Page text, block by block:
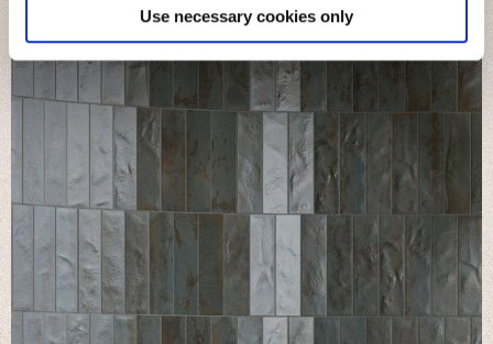
Find out more about how your personal data is processed
and set your preferences in thedetails section.
We use cookies to personalise content and ads, to
provide social media features and to analyse our traffic.
We also share information about your use of our site with
our social media, advertising and analytics partners who
may combine it with other information that you’ve
provided to them or that they’ve collected from your use
of their services.
Use necessary cookies only